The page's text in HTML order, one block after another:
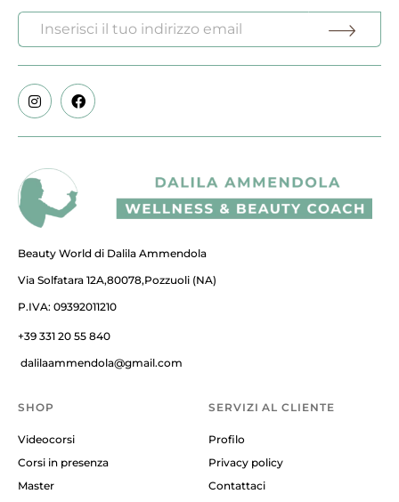
Beauty World di Dalila Ammendola
Via Solfatara 12A,80078,Pozzuoli (NA)
P.IVA: 09392011210
+39 331 20 55 840
dalilaammendola@gmail.com
SHOP
Videocorsi
Corsi in presenza
Master
SERVIZI AL CLIENTE
Profilo
Privacy policy
Contattaci